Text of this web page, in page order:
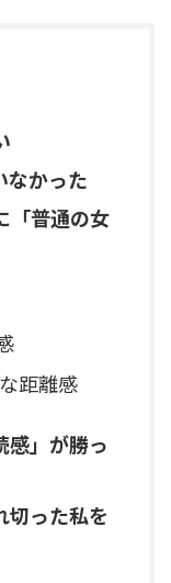
なかった
「普通の女
距離感
感」が勝っ
切った私を